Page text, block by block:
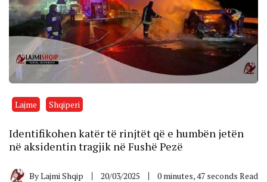
Lajme Shqiperi
Identifikohen katër të rinjtët që e humbën jetën
në aksidentin tragjik në Fushë Pezë
ByLajmi Shqip 20/03/2025 0 minutes, 47 seconds Read